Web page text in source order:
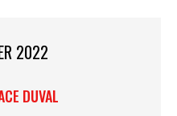
2022
DUVAL